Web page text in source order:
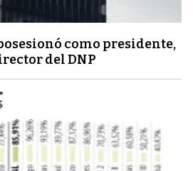
como presidente,
del DNP